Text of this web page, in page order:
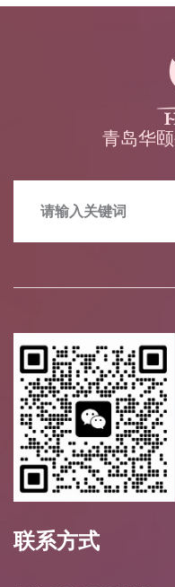
青岛华
联系方式